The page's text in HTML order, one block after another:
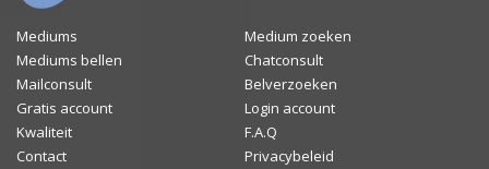
Mediums
Medium zoeken
Mediums bellen
Chatconsult
Mailconsult
Belverzoeken
Gratis account
Login account
Kwaliteit
F.A.Q
Contact
Privacybeleid